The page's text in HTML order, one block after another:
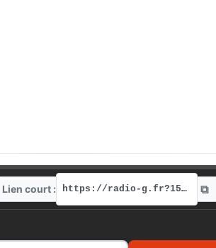
Lien court : https://radio-g.fr?15059 ⧉